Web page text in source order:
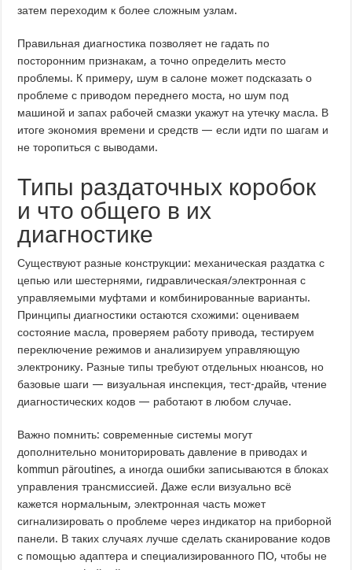
затем переходим к более сложным узлам.
Правильная диагностика позволяет не гадать по
посторонним признакам, а точно определить место
проблемы. К примеру, шум в салоне может подсказать о
проблеме с приводом переднего моста, но шум под
машиной и запах рабочей смазки укажут на утечку масла. В
итоге экономия времени и средств — если идти по шагам и
не торопиться с выводами.
Типы раздаточных коробок
и что общего в их
диагностике
Существуют разные конструкции: механическая раздатка с
цепью или шестернями, гидравлическая/электронная с
управляемыми муфтами и комбинированные варианты.
Принципы диагностики остаются схожими: оцениваем
состояние масла, проверяем работу привода, тестируем
переключение режимов и анализируем управляющую
электронику. Разные типы требуют отдельных нюансов, но
базовые шаги — визуальная инспекция, тест-драйв, чтение
диагностических кодов — работают в любом случае.
Важно помнить: современные системы могут
дополнительно мониторировать давление в приводах и
kommun päroutines, а иногда ошибки записываются в блоках
управления трансмиссией. Даже если визуально всё
кажется нормальным, электронная часть может
сигнализировать о проблеме через индикатор на приборной
панели. В таких случаях лучше сделать сканирование кодов
с помощью адаптера и специализированного ПО, чтобы не